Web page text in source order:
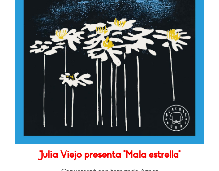
Julia Viejo presenta "Mala estrella"